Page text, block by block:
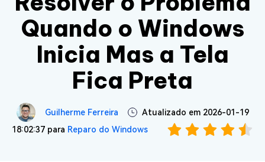
Quando o Windows
Inicia Mas a Tela
Fica Preta
Guilherme Ferreira
Atualizado em 2026-01-19
18:02:37 para Reparo do Windows